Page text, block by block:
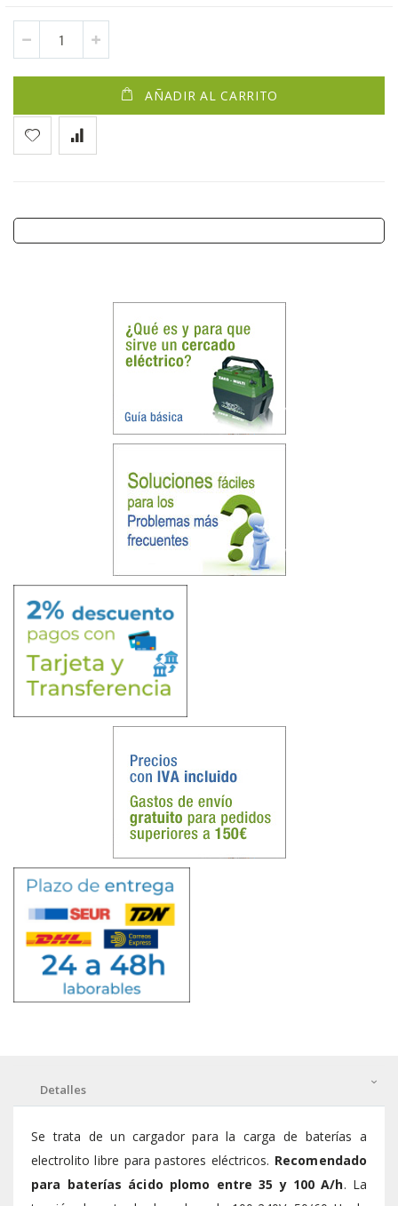
AÑADIR AL CARRITO
Detalles
Se trata de un cargador para la carga de baterías a
electrolito libre para pastores eléctricos. Recomendado
para baterías ácido plomo entre 35 y 100 A/h. La